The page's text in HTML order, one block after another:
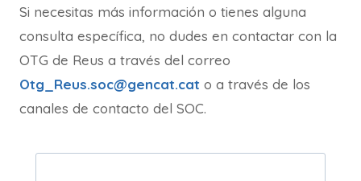
Si necesitas más información o tienes alguna
consulta específica, no dudes en contactar con la
OTG de Reus a través del correo
Otg_Reus.soc@gencat.cat o a través de los
canales de contacto del SOC.